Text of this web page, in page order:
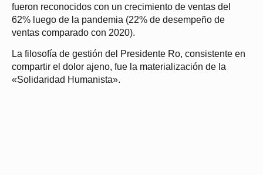
fueron reconocidos con un crecimiento de ventas del
62% luego de la pandemia (22% de desempeño de
ventas comparado con 2020).
La filosofía de gestión del Presidente Ro, consistente en
compartir el dolor ajeno, fue la materialización de la
«Solidaridad Humanista».